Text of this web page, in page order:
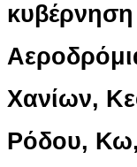
Χανίων,
Ρόδου,